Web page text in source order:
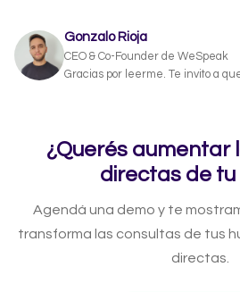
Gonzalo Rioja
CEO & Co-Founder de WeSpeak
Gracias por leerme. Te invito a
¿Querés aumentar
directas de tu
Agendá una demo y te
transforma las consultas de tus
directas.